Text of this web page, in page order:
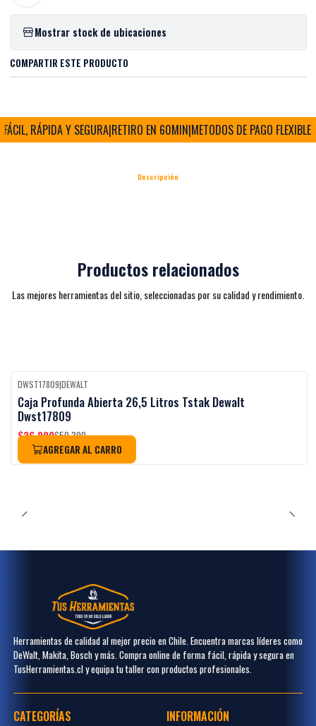
Mostrar stock de ubicaciones
COMPARTIR ESTE PRODUCTO
RÁPIDA Y SEGURA|RETIRO EN 60MIN|METODOS DE PAGO FLEXIBLES|
Descripción
Productos relacionados
Las mejores herramientas del sitio, seleccionadas por su calidad y rendimiento.
-27%OFF Black Week
DWST17809|DEWALT
Caja Profunda Abierta 26,5 Litros Tstak Dewalt
Dwst17809
$36.990$50.390
AGREGAR AL CARRO
Herramientas de calidad al mejor precio en Chile. Encuentra marcas líderes como
DeWalt, Makita, Bosch y más. Compra online de forma fácil, rápida y segura en
TusHerramientas.cl y equipa tu taller con productos profesionales.
CATEGORÍAS INFORMACIÓN